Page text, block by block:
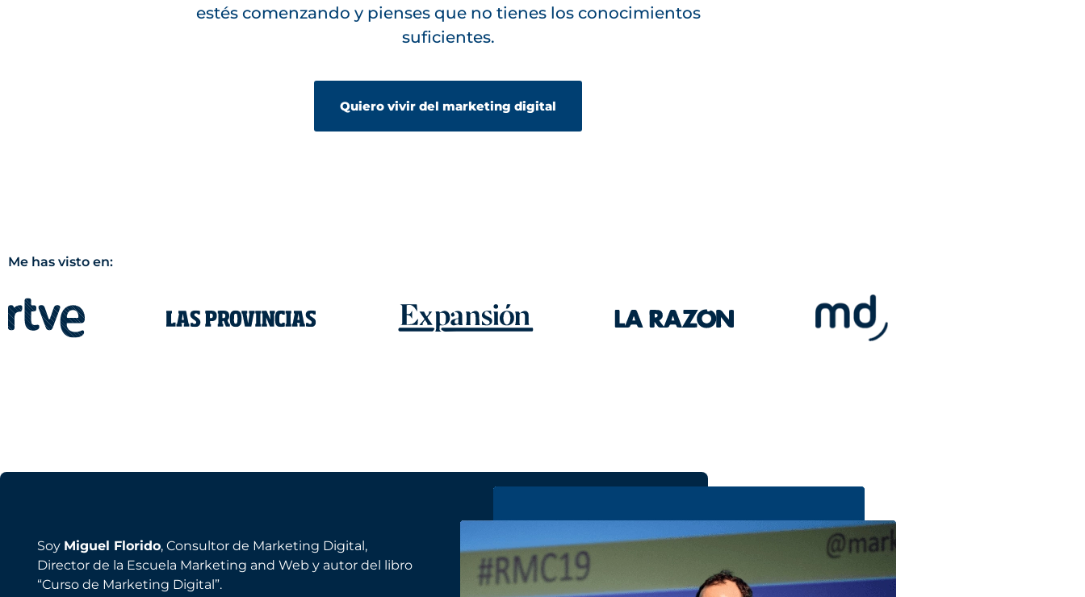
estés comenzando y pienses que no tienes los conocimientos
suficientes.
Quiero vivir del marketing digital
Me has visto en:
Soy Miguel Florido, Consultor de Marketing Digital,
Director de la Escuela Marketing and Web y autor del libro
“Curso de Marketing Digital”.